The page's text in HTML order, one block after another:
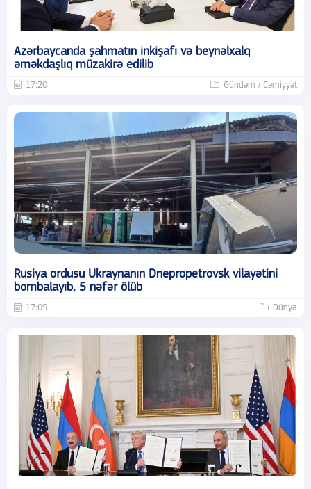
Azərbaycanda şahmatın inkişafı və beynəlxalq
əməkdaşlıq müzakirə edilib
17:20 Gündəm / Cəmiyyət
Rusiya ordusu Ukraynanın Dnepropetrovsk vilayətini
bombalayıb, 5 nəfər ölüb
17:09 Dünya